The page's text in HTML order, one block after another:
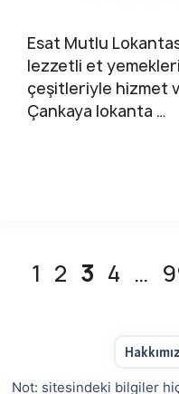
Esat Mutlu
lezzetli et
çeşitleriyle hizmet
Çankaya lokanta …
Sayfa
1 Sayfa
2 Sayfa
3 Sayfa
4 …
Not: sitesindeki bilgiler